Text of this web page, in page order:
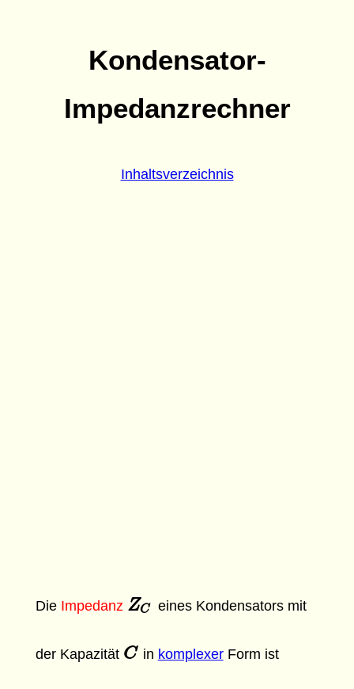
Kondensator-
Impedanzrechner
Inhaltsverzeichnis
Die Impedanz ZC
ZC eines Kondensators mit
der Kapazität C
C in komplexerForm ist